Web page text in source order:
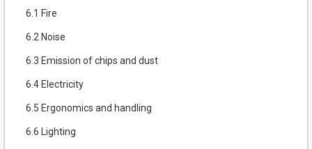
6.1 Fire
6.2 Noise
6.3 Emission of chips and dust
6.4 Electricity
6.5 Ergonomics and handling
6.6 Lighting